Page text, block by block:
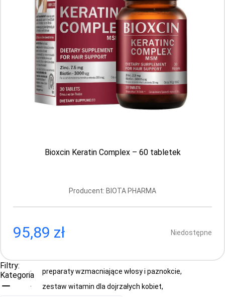
Bioxsine Keratin Complex – odbudowa i
wzmocnienie włosów od środka, 60 tabletek
Producent: BIOTA PHARMA
poprawić kondycję włosów, cery czy ogólny stan
wyselekcjonowaliśmy suplementy, które pomogą
ci zadbać o stan twojego zdrowia, takie jak:
· preparaty wzmacniające włosy i paznokcie,
· zestaw witamin dla dojrzałych kobiet,
Bioxcin Keratin Complex – 60 tabletek
Producent: BIOTA PHARMA
95,89 zł Niedostępne
Filtry:
Kategoria